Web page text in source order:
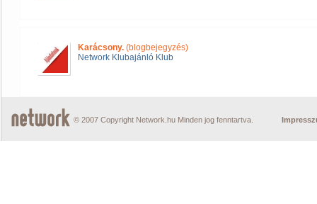
Karácsony. (blogbejegyzés)
Network Klubajánló Klub
© 2007 Copyright Network.hu Minden jog fenntartva.